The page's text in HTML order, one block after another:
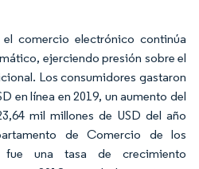
comercio electrónico continúa
ejerciendo presión sobre el
Los consumidores gastaron
en línea en 2019, un aumento del
mil millones de USD del año
de Comercio de los
fue una tasa de crecimiento